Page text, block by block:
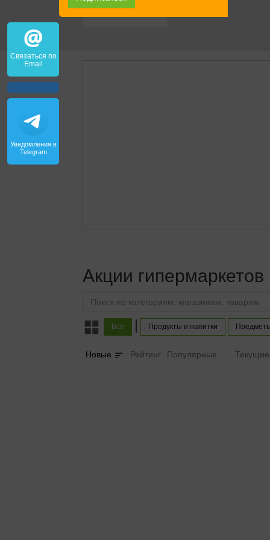
Акции
Все | Продукты и напитки
Новые sort Рейтинг Популярные Текущие
Связаться по
Email
Уведомления в
Telegram